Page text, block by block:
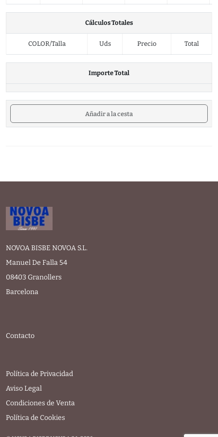
Cálculos Totales
COLOR/Talla Uds Precio Total
Importe Total
Añadir a la cesta
NOVOA BISBE NOVOA S.L.
Manuel De Falla 54
08403 Granollers
Barcelona
Contacto
Política de Privacidad
Aviso Legal
Condiciones de Venta
Política de Cookies